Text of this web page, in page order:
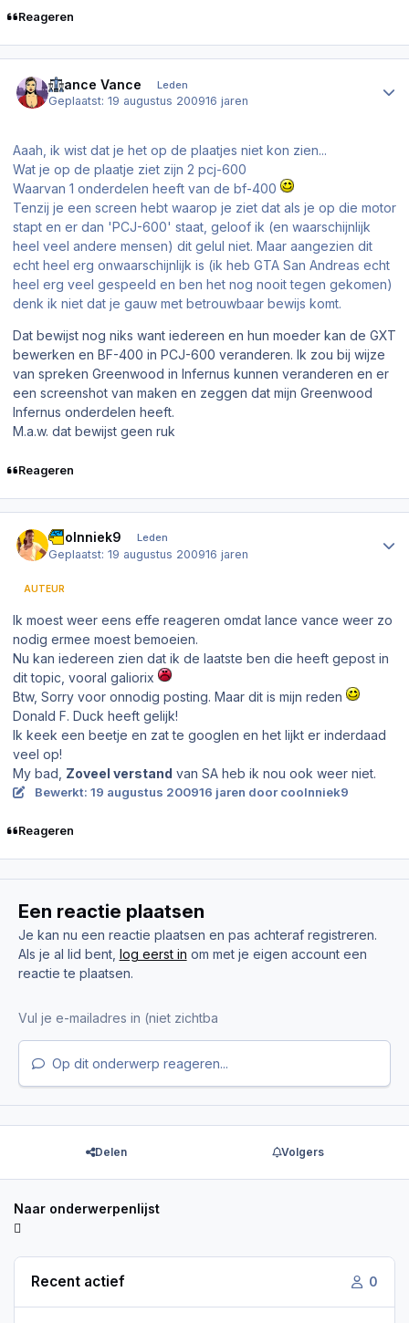
Reageren
~Lance Vance Leden
Geplaatst:19 augustus 200916 jaren
Aaah, ik wist dat je het op de plaatjes niet kon zien...
Wat je op de plaatje ziet zijn 2 pcj-600
Waarvan 1 onderdelen heeft van de bf-400
Tenzij je een screen hebt waarop je ziet dat als je op die motor
stapt en er dan 'PCJ-600' staat, geloof ik (en waarschijnlijk
heel veel andere mensen) dit gelul niet. Maar aangezien dit
echt heel erg onwaarschijnlijk is (ik heb GTA San Andreas echt
heel erg veel gespeeld en ben het nog nooit tegen gekomen)
denk ik niet dat je gauw met betrouwbaar bewijs komt.
Dat bewijst nog niks want iedereen en hun moeder kan de GXT
bewerken en BF-400 in PCJ-600 veranderen. Ik zou bij wijze
van spreken Greenwood in Infernus kunnen veranderen en er
een screenshot van maken en zeggen dat mijn Greenwood
Infernus onderdelen heeft.
M.a.w. dat bewijst geen ruk
Reageren
coolnniek9 Leden
Geplaatst:19 augustus 200916 jaren
AUTEUR
Ik moest weer eens effe reageren omdat lance vance weer zo
nodig ermee moest bemoeien.
Nu kan iedereen zien dat ik de laatste ben die heeft gepost in
dit topic, vooral galiorix
Btw, Sorry voor onnodig posting. Maar dit is mijn reden
Donald F. Duck heeft gelijk!
Ik keek een beetje en zat te googlen en het lijkt er inderdaad
veel op!
My bad, Zoveel verstand van SA heb ik nou ook weer niet.
Bewerkt: 19 augustus 200916 jaren door coolnniek9
Reageren
Een reactie plaatsen
Je kan nu een reactie plaatsen en pas achteraf registreren.
Als je al lid bent, log eerst in om met je eigen account een
reactie te plaatsen.
Op dit onderwerp reageren...
Delen Volgers
Naar onderwerpenlijst
Recent actief 0